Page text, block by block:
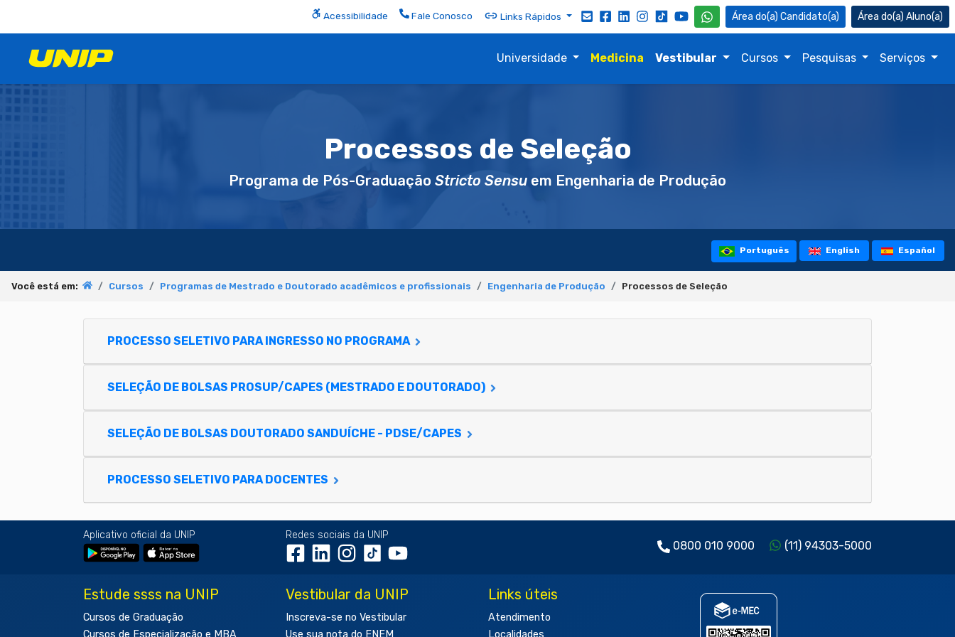
Acessibilidade Fale Conosco Links Rápidos Candidato(a) Aluno(a)
Universidade Medicina Vestibular Cursos Pesquisas Serviços
Processos de Seleção
Programa de Pós-Graduação Stricto Sensu em Engenharia de Produção
Português English Español
Você está em: Cursos Programas de Mestrado e Doutorado acadêmicos e profissionais Engenharia de Produção Processos de Seleção
PROCESSO SELETIVO PARA INGRESSO NO PROGRAMA
SELEÇÃO DE BOLSAS PROSUP/CAPES (MESTRADO E DOUTORADO)
SELEÇÃO DE BOLSAS DOUTORADO SANDUÍCHE - PDSE/CAPES
PROCESSO SELETIVO PARA DOCENTES
Aplicativo oficial da UNIP Redes sociais da UNIP
0800 010 9000 (11) 94303-5000
Estude ssss na UNIP
Cursos de Graduação
Vestibular da UNIP
Inscreva-se no Vestibular
Links úteis
Atendimento